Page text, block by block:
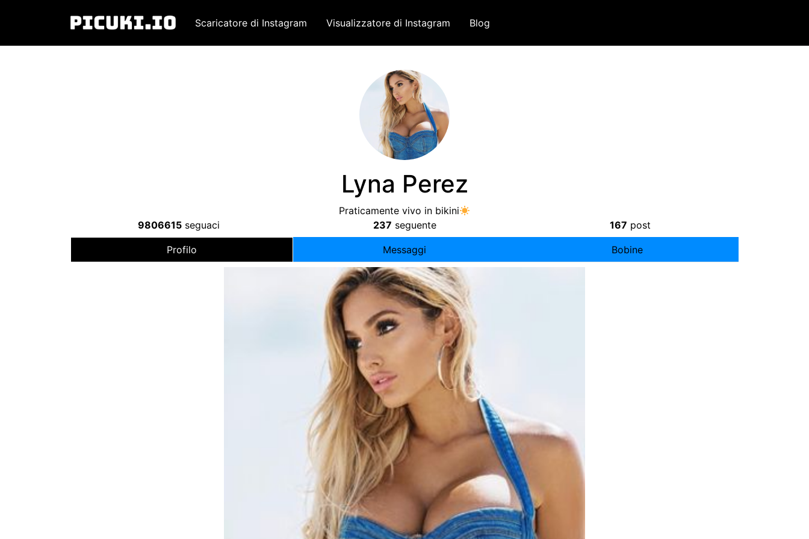
Scaricatore di Instagram Visualizzatore di Instagram Blog
Lyna Perez
Praticamente vivo in bikini
9806615 seguaci 237 seguente 167 post
Profilo Messaggi Bobine